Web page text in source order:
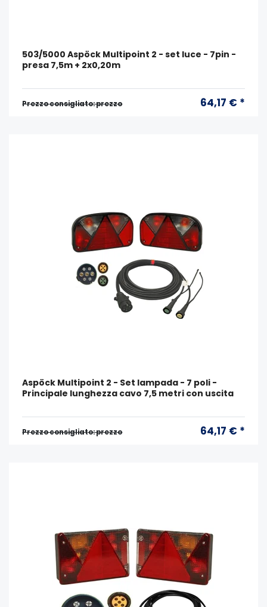
503/5000 Aspöck Multipoint 2 - set luce - 7pin -
presa 7,5m + 2x0,20m
Prezzo consigliato: prezzo 64,17 € *
Aspöck Multipoint 2 - Set lampada - 7 poli -
Principale lunghezza cavo 7,5 metri con uscita
Prezzo consigliato: prezzo 64,17 € *